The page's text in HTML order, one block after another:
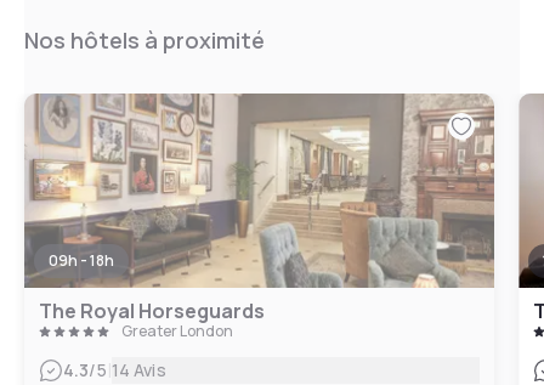
Nos hôtels à proximité
09h - 18h
The Royal Horseguards
Greater London
4.3/5|14 Avis